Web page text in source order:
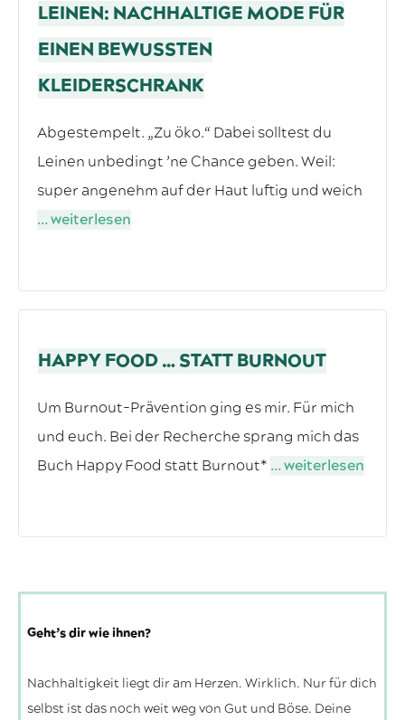
LEINEN: NACHHALTIGE MODE FÜR
EINEN BEWUSSTEN
KLEIDERSCHRANK
Abgestempelt. „Zu öko.“ Dabei solltest du
Leinen unbedingt ’ne Chance geben. Weil:
super angenehm auf der Haut luftig und weich
... weiterlesen
HAPPY FOOD … STATT BURNOUT
Um Burnout-Prävention ging es mir. Für mich
und euch. Bei der Recherche sprang mich das
Buch Happy Food statt Burnout* ... weiterlesen
Geht’s dir wie ihnen?
Nachhaltigkeit liegt dir am Herzen. Wirklich. Nur für dich
selbst ist das noch weit weg von Gut und Böse. Deine